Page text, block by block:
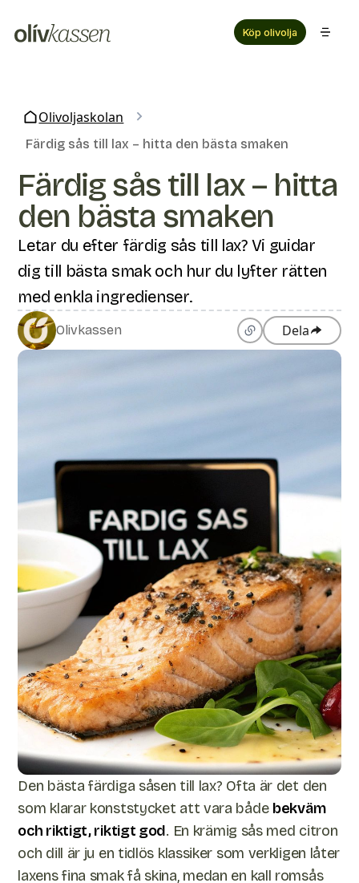
Köp olivolja
Olivoljaskolan
Färdig sås till lax – hitta den bästa smaken
Färdig sås till lax – hitta
den bästa smaken
Letar du efter färdig sås till lax? Vi guidar
dig till bästa smak och hur du lyfter rätten
med enkla ingredienser.
Olivkassen Dela
Den bästa färdiga såsen till lax? Ofta är det den
som klarar konststycket att vara både bekväm
och riktigt, riktigt god. En krämig sås med citron
och dill är ju en tidlös klassiker som verkligen låter
laxens fina smak få skina, medan en kall romsås